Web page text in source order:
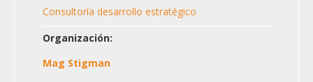
Consultoría desarrollo estratégico
Organización:
Mag Stigman